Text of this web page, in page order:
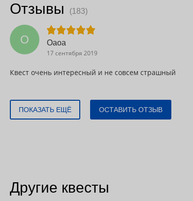
Отзывы (183)
О
Оаоа
17 сентября 2019
Квест очень интересный и не совсем страшный
ПОКАЗАТЬ ЕЩЁ ОСТАВИТЬ ОТЗЫВ
Другие квесты